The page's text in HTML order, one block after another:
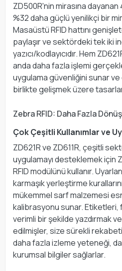
ZD500R'nin mirasına dayanan
%32 daha güçlü yenilikçi bir
Masaüstü RFID hattını
paylaşır ve sektördeki tek iki
yazıcı/kodlayıcıdır. Hem
anda daha fazla işlemi
uygulama güvenliğini sunar
birlikte gelişmek üzere
Zebra RFID: Daha Fazla
Çok Çeşitli Kullanımlar ve
ZD621R ve ZD611R, çeşitli
uygulamayı desteklemek için
RFID modülünü kullanır.
karmaşık yerleştirme
mükemmel sarf malzemesi
kalibrasyonu sunar. Etiketleri,
verimli bir şekilde yazdırmak
edilmişler, size sürekli
daha fazla izleme yeteneği,
kurumsal bilgiler sağlarlar.